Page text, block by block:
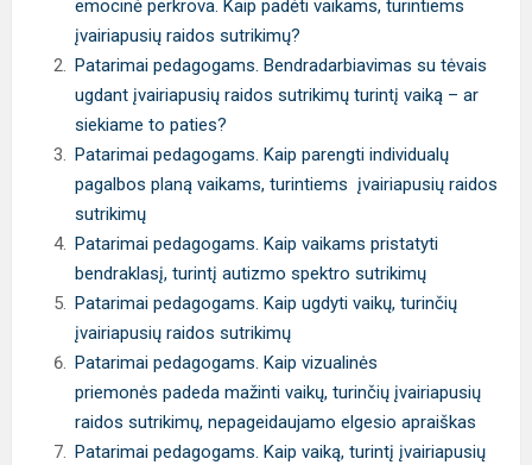
emocinė perkrova. Kaip padėti vaikams, turintiems
įvairiapusių raidos sutrikimų?
Patarimai pedagogams. Bendradarbiavimas su tėvais
ugdant įvairiapusių raidos sutrikimų turintį vaiką – ar
siekiame to paties?
Patarimai pedagogams. Kaip parengti individualų
pagalbos planą vaikams, turintiems įvairiapusių raidos
sutrikimų
Patarimai pedagogams. Kaip vaikams pristatyti
bendraklasį, turintį autizmo spektro sutrikimų
Patarimai pedagogams. Kaip ugdyti vaikų, turinčių
įvairiapusių raidos sutrikimų
Patarimai pedagogams. Kaip vizualinės
priemonės padeda mažinti vaikų, turinčių įvairiapusių
raidos sutrikimų, nepageidaujamo elgesio apraiškas
Patarimai pedagogams. Kaip vaiką, turintį įvairiapusių